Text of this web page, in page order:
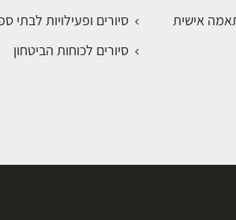
אישית
סיורים ופעילויות לבתי
סיורים לכוחות הביטחון